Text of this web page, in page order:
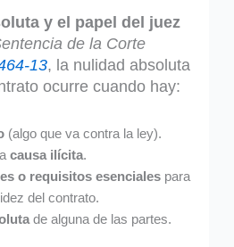
y el papel del juez
de la Corte
13, la nulidad absoluta
ocurre cuando hay:
(algo que va contra la ley).
causa ilícita.
o requisitos esenciales para
del contrato.
de alguna de las partes.